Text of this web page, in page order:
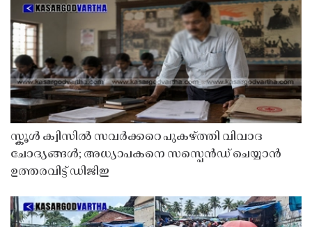
സ്കൂൾ ക്വിസിൽ സവർക്കറെ പുകഴ്ത്തി വിവാദ
ചോദ്യങ്ങൾ; അധ്യാപകനെ സസ്പെൻഡ് ചെയ്യാൻ
ഉത്തരവിട്ട് ഡിജിഇ